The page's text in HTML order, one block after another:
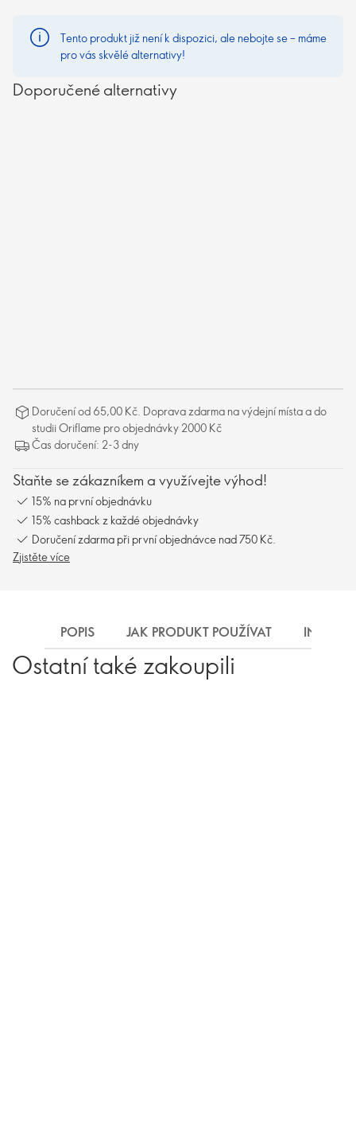
Tento produkt již není k dispozici, ale nebojte se – máme
pro vás skvělé alternativy!
Doporučené alternativy
Doručení od 65,00 Kč. Doprava zdarma na výdejní místa a do
studii Oriflame pro objednávky 2000 Kč
Čas doručení: 2-3 dny
Staňte se zákazníkem a využívejte výhod!
15% na první objednávku
15% cashback z každé objednávky
Doručení zdarma při první objednávce nad 750 Kč.
Zjistěte více
POPIS JAK PRODUKT POUŽÍVAT
Ostatní také zakoupili